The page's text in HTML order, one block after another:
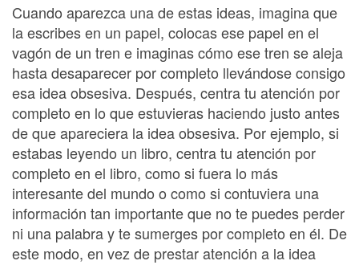
Cuando aparezca una de estas ideas, imagina que
la escribes en un papel, colocas ese papel en el
vagón de un tren e imaginas cómo ese tren se aleja
hasta desaparecer por completo llevándose consigo
esa idea obsesiva. Después, centra tu atención por
completo en lo que estuvieras haciendo justo antes
de que apareciera la idea obsesiva. Por ejemplo, si
estabas leyendo un libro, centra tu atención por
completo en el libro, como si fuera lo más
interesante del mundo o como si contuviera una
información tan importante que no te puedes perder
ni una palabra y te sumerges por completo en él. De
este modo, en vez de prestar atención a la idea